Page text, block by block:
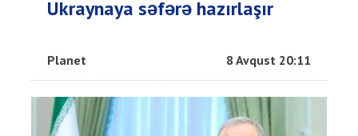
Ukraynaya səfərə hazırlaşır
Planet 8 Avqust 20:11